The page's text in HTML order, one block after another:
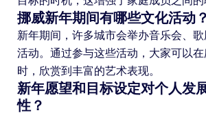
挪威新年期间有哪些文化活动？
新年期间，许多城市会举办音乐会、
活动。通过参与这些活动，大家可以
时，欣赏到丰富的艺术表现。
新年愿望和目标设定对个人发
性？